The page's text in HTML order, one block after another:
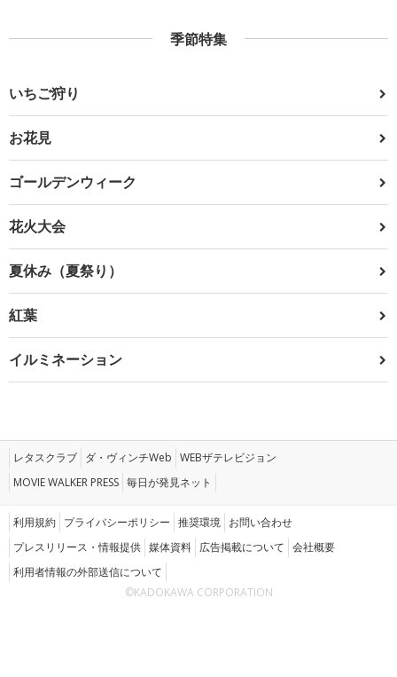
季節特集
いちご狩り
お花見
ゴールデンウィーク
花火大会
夏休み（夏祭り）
紅葉
イルミネーション
レタスクラブ ダ・ヴィンチWeb WEBザテレビジョン
MOVIE WALKER PRESS 毎日が発見ネット
利用規約 プライバシーポリシー 推奨環境 お問い合わせ
プレスリリース・情報提供 媒体資料 広告掲載について 会社概要
利用者情報の外部送信について
©KADOKAWA CORPORATION